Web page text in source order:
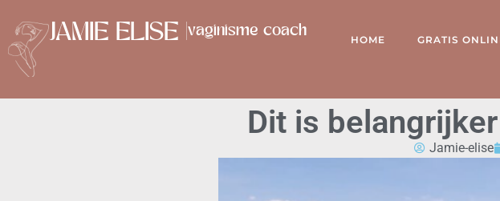
JAMIE ELISE |vaginisme coach
HOME GRATIS
Dit is
Jamie-elise